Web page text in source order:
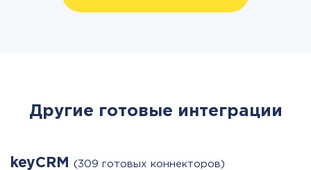
Другие готовые интеграции
keyCRM (309 готовых коннекторов)